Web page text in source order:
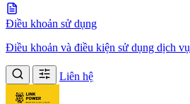
Điều khoản sử dụng
Điều khoản và điều kiện sử dụng dịch vụ
Liên hệ